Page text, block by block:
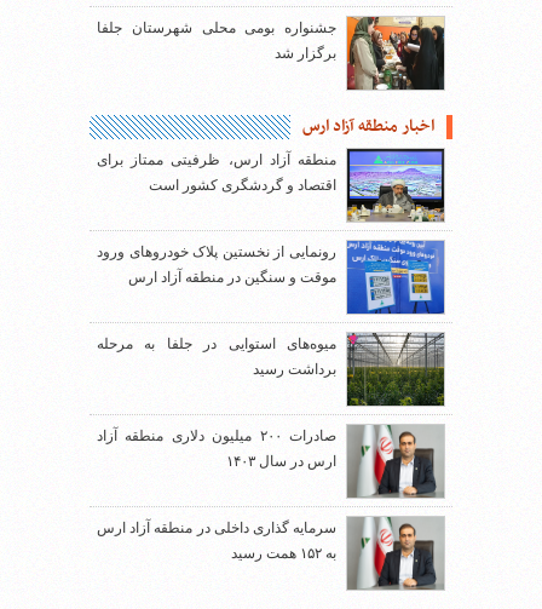
جشنواره بومی محلی شهرستان جلفا
برگزار شد
اخبار منطقه آزاد ارس
منطقه آزاد ارس، ظرفیتی ممتاز برای
اقتصاد و گردشگری کشور است
رونمایی از نخستین پلاک خودروهای ورود
موقت و سنگین در منطقه آزاد ارس
میوه‌های استوایی در جلفا به مرحله
برداشت رسید
صادرات ۲۰۰ میلیون دلاری منطقه آزاد
ارس در سال ۱۴۰۳
سرمایه گذاری داخلی در منطقه آزاد ارس
به ۱۵۲ همت رسید